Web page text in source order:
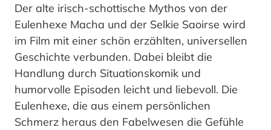
Der alte irisch-schottische Mythos von der
Eulenhexe Macha und der Selkie Saoirse wird
im Film mit einer schön erzählten, universellen
Geschichte verbunden. Dabei bleibt die
Handlung durch Situationskomik und
humorvolle Episoden leicht und liebevoll. Die
Eulenhexe, die aus einem persönlichen
Schmerz heraus den Fabelwesen die Gefühle